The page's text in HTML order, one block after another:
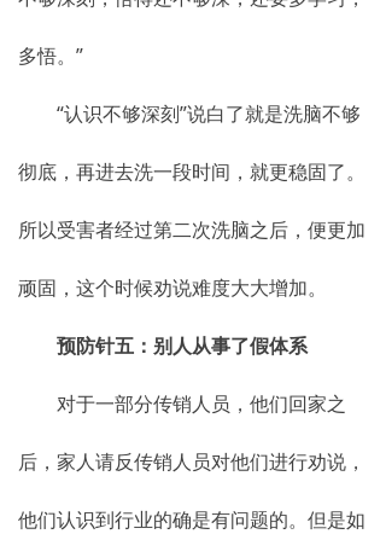
多悟。”
“认识不够深刻”说白了就是洗脑不够
彻底，再进去洗一段时间，就更稳固了。
所以受害者经过第二次洗脑之后，便更加
顽固，这个时候劝说难度大大增加。
预防针五：别人从事了假体系
对于一部分传销人员，他们回家之
后，家人请反传销人员对他们进行劝说，
他们认识到行业的确是有问题的。但是如